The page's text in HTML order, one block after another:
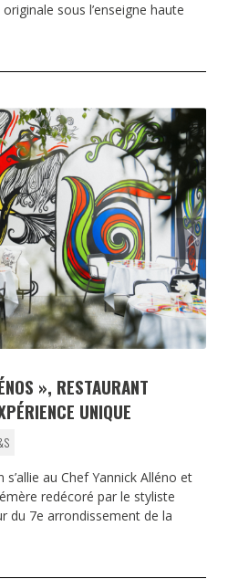
sous l’enseigne haute
», RESTAURANT
UNIQUE
au Chef Yannick Alléno et
redécoré par le styliste
du 7e arrondissement de la